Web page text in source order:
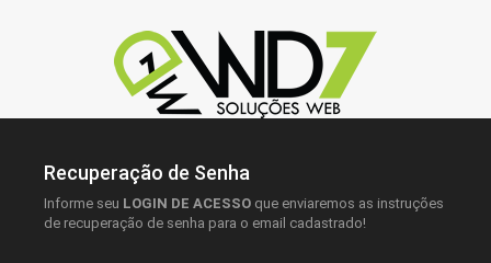
Recuperação de Senha
Informe seu LOGIN DE ACESSO que enviaremos as instruções
de recuperação de senha para o email cadastrado!